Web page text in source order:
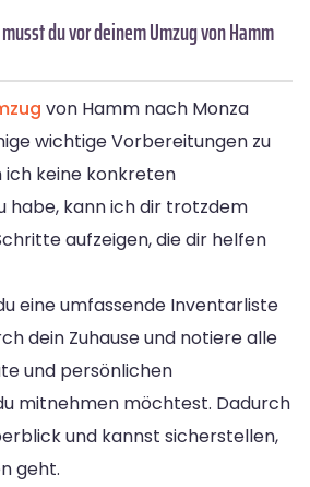
du vor deinem Umzug von Hamm
von Hamm nach Monza
wichtige Vorbereitungen zu
keine konkreten
habe, kann ich dir trotzdem
aufzeigen, die dir helfen
eine umfassende Inventarliste
dein Zuhause und notiere alle
und persönlichen
mitnehmen möchtest. Dadurch
und kannst sicherstellen,
geht.